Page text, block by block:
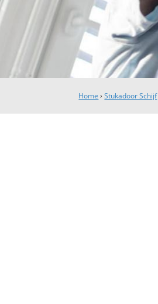
Home ›Stukadoor Schijf